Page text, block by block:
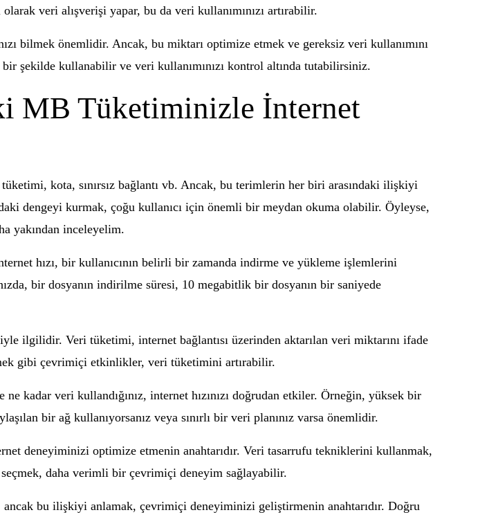
veri alışverişi yapar, bu da veri kullanımınızı artırabilir.
bilmek önemlidir. Ancak, bu miktarı optimize etmek ve gereksiz veri kullanımını
şekilde kullanabilir ve veri kullanımınızı kontrol altında tutabilirsiniz.
MB Tüketiminizle İnternet
kota, sınırsız bağlantı vb. Ancak, bu terimlerin her biri arasındaki ilişkiyi
dengeyi kurmak, çoğu kullanıcı için önemli bir meydan okuma olabilir. Öyleyse,
yakından inceleyelim.
hızı, bir kullanıcının belirli bir zamanda indirme ve yükleme işlemlerini
bir dosyanın indirilme süresi, 10 megabitlik bir dosyanın bir saniyede
ilgilidir. Veri tüketimi, internet bağlantısı üzerinden aktarılan veri miktarını ifade
gibi çevrimiçi etkinlikler, veri tüketimini artırabilir.
veri kullandığınız, internet hızınızı doğrudan etkiler. Örneğin, yüksek bir
bir ağ kullanıyorsanız veya sınırlı bir veri planınız varsa önemlidir.
deneyiminizi optimize etmenin anahtarıdır. Veri tasarrufu tekniklerini kullanmak,
seçmek, daha verimli bir çevrimiçi deneyim sağlayabilir.
bu ilişkiyi anlamak, çevrimiçi deneyiminizi geliştirmenin anahtarıdır. Doğru